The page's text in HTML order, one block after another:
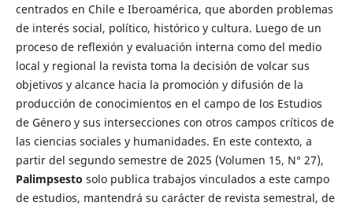
centrados en Chile e Iberoamérica, que aborden problemas
de interés social, político, histórico y cultura. Luego de un
proceso de reflexión y evaluación interna como del medio
local y regional la revista toma la decisión de volcar sus
objetivos y alcance hacia la promoción y difusión de la
producción de conocimientos en el campo de los Estudios
de Género y sus intersecciones con otros campos críticos de
las ciencias sociales y humanidades. En este contexto, a
partir del segundo semestre de 2025 (Volumen 15, N° 27),
Palimpsesto solo publica trabajos vinculados a este campo
de estudios, mantendrá su carácter de revista semestral, de